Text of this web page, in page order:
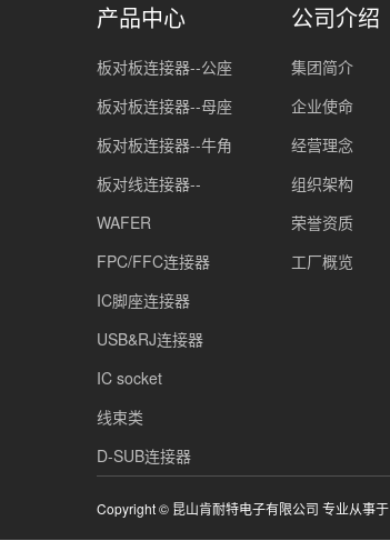
产品中心
板对板连接器--公座
板对板连接器--母座
板对板连接器--牛角
板对线连接器--
WAFER
FPC/FFC连接器
IC脚座连接器
USB&RJ连接器
IC socket
线束类
D-SUB连接器
公司介绍
集团简介
企业使命
经营理念
组织架构
荣誉资质
工厂概览
Copyright © 昆山肯耐特电子有限公司 专业从事于